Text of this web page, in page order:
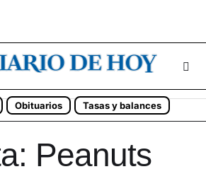
Obituarios Tasas y balances
Peanuts